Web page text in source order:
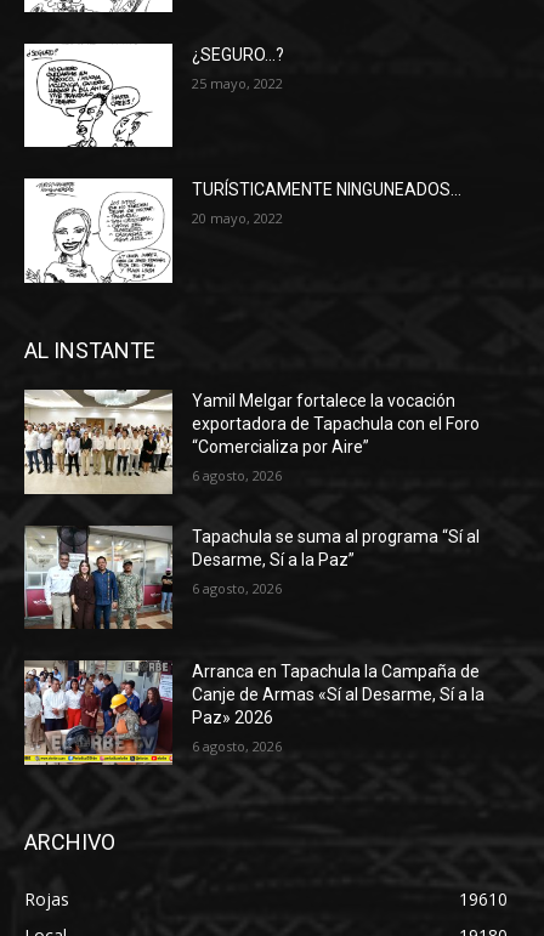
¿SEGURO…?
25 mayo, 2022
TURÍSTICAMENTE NINGUNEADOS…
20 mayo, 2022
AL INSTANTE
Yamil Melgar fortalece la vocación
exportadora de Tapachula con el Foro
“Comercializa por Aire”
6 agosto, 2026
Tapachula se suma al programa “Sí al
Desarme, Sí a la Paz”
6 agosto, 2026
Arranca en Tapachula la Campaña de
Canje de Armas «Sí al Desarme, Sí a la
Paz» 2026
6 agosto, 2026
ARCHIVO
Rojas
19610